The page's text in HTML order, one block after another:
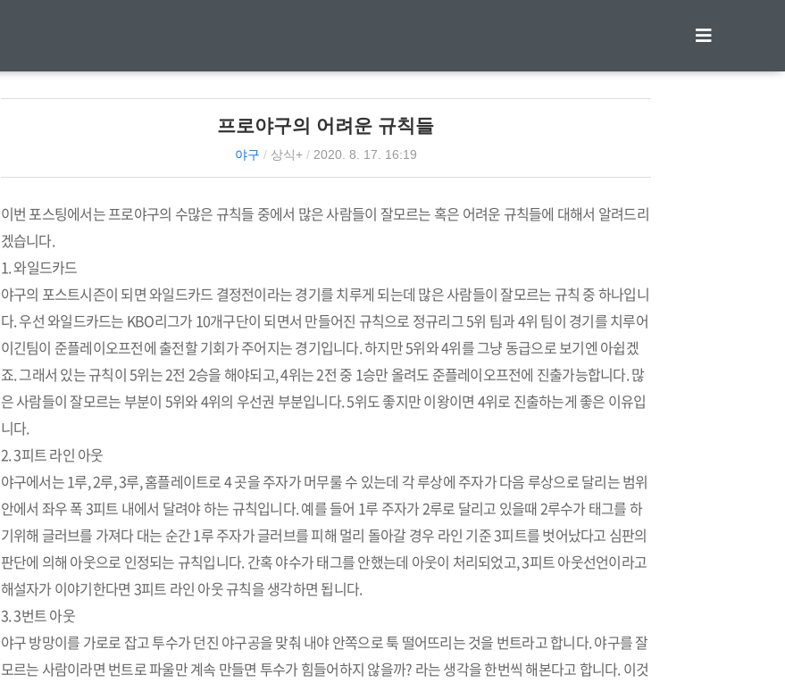
프로야구의 어려운 규칙들
야구 / 상식+/ 2020. 8. 17. 16:19
이번 포스팅에서는 프로야구의 수많은 규칙들 중에서 많은 사람들이 잘모르는 혹은 어려운 규칙들에 대해서 알려드리
겠습니다.
1. 와일드카드
야구의 포스트시즌이 되면 와일드카드 결정전이라는 경기를 치루게 되는데 많은 사람들이 잘모르는 규칙 중 하나입니
다. 우선 와일드카드는 KBO리그가 10개구단이 되면서 만들어진 규칙으로 정규리그 5위 팀과 4위 팀이 경기를 치루어
이긴팀이 준플레이오프전에 출전할 기회가 주어지는 경기입니다. 하지만 5위와 4위를 그냥 동급으로 보기엔 아쉽겠
죠. 그래서 있는 규칙이 5위는 2전 2승을 해야되고, 4위는 2전 중 1승만 올려도 준플레이오프전에 진출가능합니다. 많
은 사람들이 잘모르는 부분이 5위와 4위의 우선권 부분입니다. 5위도 좋지만 이왕이면 4위로 진출하는게 좋은 이유입
니다.
2. 3피트 라인 아웃
야구에서는 1루, 2루, 3루, 홈플레이트로 4 곳을 주자가 머무룰 수 있는데 각 루상에 주자가 다음 루상으로 달리는 범위
안에서 좌우 폭 3피트 내에서 달려야 하는 규칙입니다. 예를 들어 1루 주자가 2루로 달리고 있을때 2루수가 태그를 하
기위해 글러브를 가져다 대는 순간 1루 주자가 글러브를 피해 멀리 돌아갈 경우 라인 기준 3피트를 벗어났다고 심판의
판단에 의해 아웃으로 인정되는 규칙입니다. 간혹 야수가 태그를 안했는데 아웃이 처리되었고, 3피트 아웃선언이라고
해설자가 이야기한다면 3피트 라인 아웃 규칙을 생각하면 됩니다.
3. 3번트 아웃
야구 방망이를 가로로 잡고 투수가 던진 야구공을 맞춰 내야 안쪽으로 툭 떨어뜨리는 것을 번트라고 합니다. 야구를 잘
모르는 사람이라면 번트로 파울만 계속 만들면 투수가 힘들어하지 않을까? 라는 생각을 한번씩 해본다고 합니다. 이것